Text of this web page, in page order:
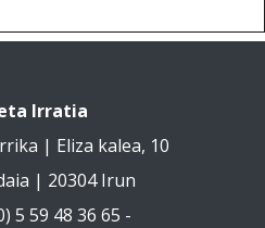
Irratia
| Eliza kalea, 10
| 20304 Irun
5 59 48 36 65 -